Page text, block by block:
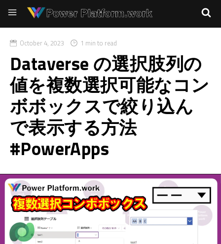
October 4, 2023 1 min to read
Dataverse の選択肢列の
値を複数選択可能なコン
ボボックスで絞り込ん
で表示する方法
#PowerApps